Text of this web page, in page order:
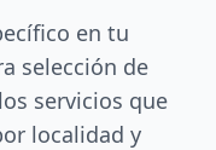
en tu
selección de
servicios que
localidad y